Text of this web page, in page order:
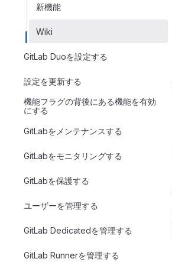
新機能
Wiki
GitLab Duoを設定する
設定を更新する
機能フラグの背後にある機能を有効
にする
GitLabをメンテナンスする
GitLabをモニタリングする
GitLabを保護する
ユーザーを管理する
GitLab Dedicatedを管理する
GitLab Runnerを管理する